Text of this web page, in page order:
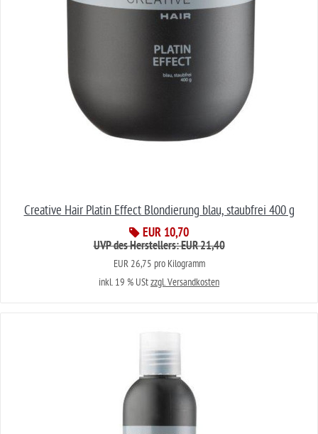
Creative Hair Platin Effect Blondierung blau, staubfrei 400 g
EUR 10,70
UVP des Herstellers: EUR 21,40
EUR 26,75 pro Kilogramm
inkl. 19 % UStzzgl. Versandkosten